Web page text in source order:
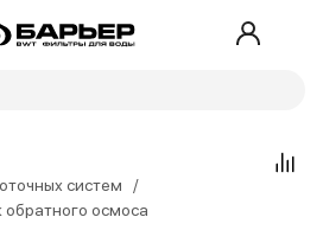
систем
обратного осмоса